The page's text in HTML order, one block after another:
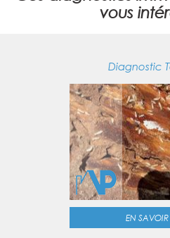
vous
Diagnostic
EN